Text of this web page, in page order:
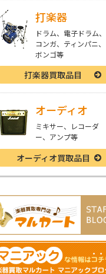
打楽器
ドラム、電子ドラム、
コンガ、ティンパニ、
ボンゴ等
打楽器買取品目
オーディオ
ミキサー、レコーダ
ー、アンプ等
オーディオ買取品目